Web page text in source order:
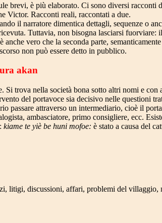
brevi, è più elaborato. Ci sono diversi
Victor. Racconti reali, raccontati a due.
il narratore dimentica dettagli, sequenze o
Tuttavia, non bisogna lasciarsi
vero che la seconda parte,
non può essere detto in pubblico.
akan
Si trova nella società bona sotto altri nomi e
del portavoce sia decisivo nelle questioni
passare attraverso un intermediario, cioè il
ambasciatore, primo consigliere, ecc.
kiame te yiè be huni mofoe: è stato a causa del
litigi, discussioni, affari, problemi del villaggio,